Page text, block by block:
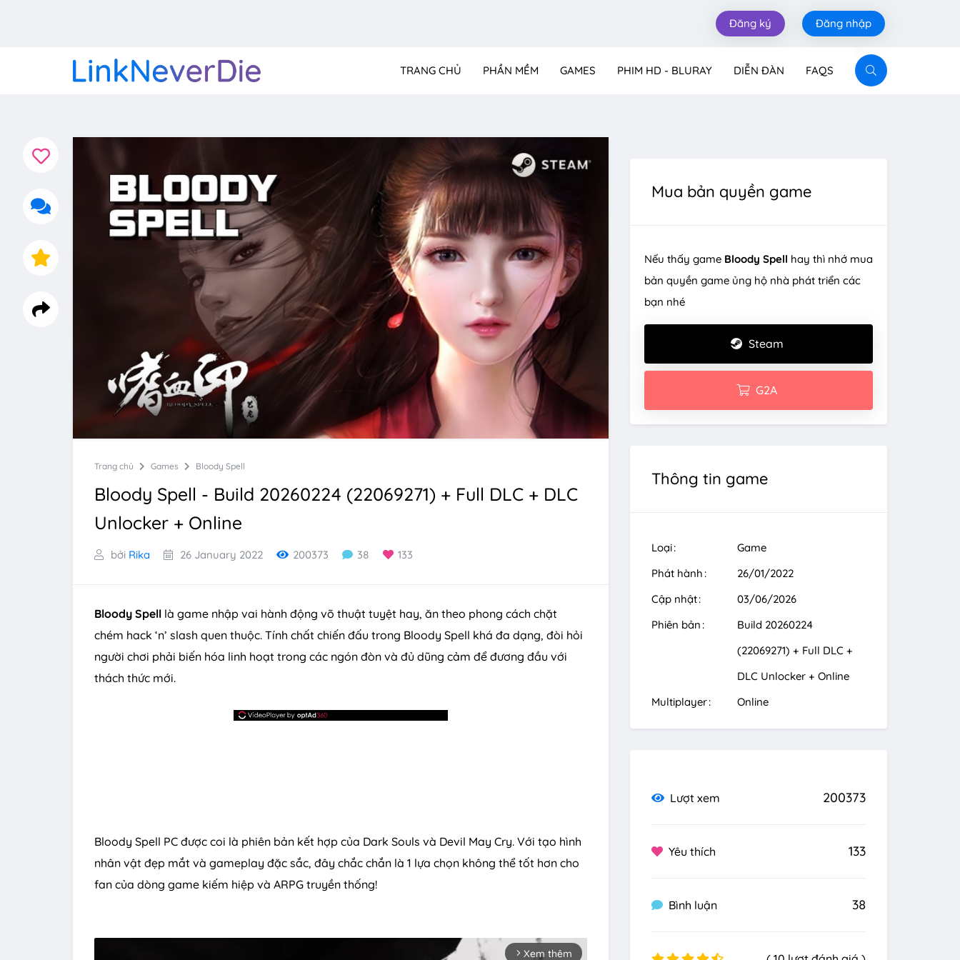
Đăng ký Đăng nhập
TRANG CHỦ PHẦN MỀM GAMES PHIM HD - BLURAY DIỄN ĐÀN FAQS
Trang chủ Games Bloody Spell
Bloody Spell - Build 20260224 (22069271) + Full DLC + DLC
Unlocker + Online
bởi Rika 26 January 2022 200373 38 133
Bloody Spell là game nhập vai hành động võ thuật tuyệt hay, ăn theo phong cách chặt
chém hack ‘n’ slash quen thuộc. Tính chất chiến đấu trong Bloody Spell khá đa dạng, đòi hỏi
người chơi phải biến hóa linh hoạt trong các ngón đòn và đủ dũng cảm để đương đầu với
thách thức mới.
Bloody Spell PC được coi là phiên bản kết hợp của Dark Souls và Devil May Cry. Với tạo hình
nhân vật đẹp mắt và gameplay đặc sắc, đây chắc chắn là 1 lựa chọn không thể tốt hơn cho
fan của dòng game kiếm hiệp và ARPG truyền thống!
arrow_forward_ios Xem thêm
Mua bản quyền game
Nếu thấy game Bloody Spell hay thì nhớ mua
bản quyền game ủng hộ nhà phát triển các
bạn nhé
Steam
G2A
Thông tin game
Loại
Game
Phát hành
26/01/2022
Cập nhật
03/06/2026
Phiên bản
Build 20260224
(22069271) + Full DLC +
DLC Unlocker + Online
Multiplayer
Online
Lượt xem 200373
Yêu thích 133
Bình luận 38